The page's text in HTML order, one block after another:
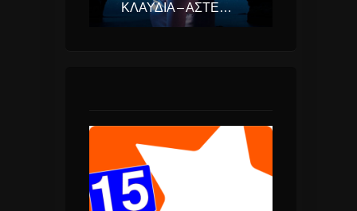
ΚΛΑΥΔΊΑ – ΑΣΤΕΡΟΜΆΤΑ (EUROVISION ΕΛΛΆΔΑ 2025)